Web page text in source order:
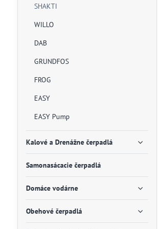
SHAKTI
WILLO
DAB
GRUNDFOS
FROG
EASY
EASY Pump
Kalové a Drenážne čerpadlá
Samonasácacie čerpadlá
Domáce vodárne
Obehové čerpadlá